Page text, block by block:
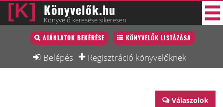
Könyvelők.hu
Könyvelő keresése sikeresen
AJÁNLATOK BEKÉRÉSE KÖNYVELŐK LISTÁZÁSA
Belépés Regisztráció könyvelőknek
Könyvelő lista
Könyvelési munkák
Válaszolok